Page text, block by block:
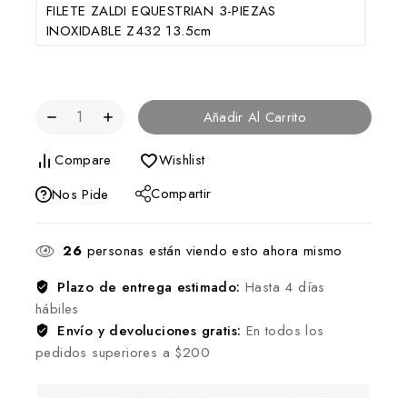
FILETE ZALDI EQUESTRIAN 3-PIEZAS
INOXIDABLE Z432 13.5cm
Añadir Al Carrito
Compare
Wishlist
Nos Pide
Compartir
26 personas están viendo esto ahora mismo
Plazo de entrega estimado: Hasta 4 días
hábiles
Envío y devoluciones gratis: En todos los
pedidos superiores a $200